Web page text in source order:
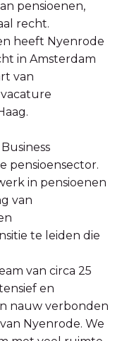
pensioenen,
recht.
heeft Nyenrode
in Amsterdam
van
pensioensector.
in pensioenen
van
te leiden die
van circa 25
en
nauw verbonden
Nyenrode. We